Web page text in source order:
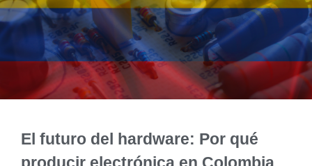
El futuro del hardware: Por qué